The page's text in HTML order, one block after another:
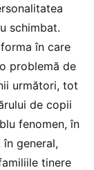
schimbat.
în care
problemă de
următori, tot
de copii
fenomen, în
general,
tinere